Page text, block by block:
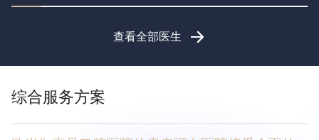
查看全部医生
综合服务方案